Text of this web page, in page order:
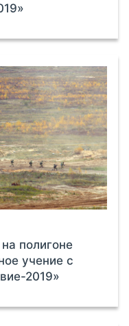
полигоне
учение с
2019»